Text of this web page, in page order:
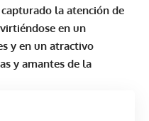
la atención de
en un
y en un atractivo
y amantes de la